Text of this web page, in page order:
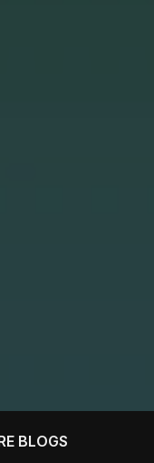
BLOGS